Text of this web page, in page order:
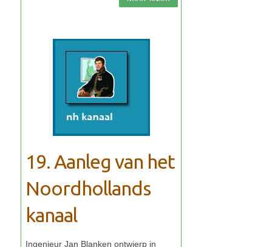
19. Aanleg van het
Noordhollands
kanaal